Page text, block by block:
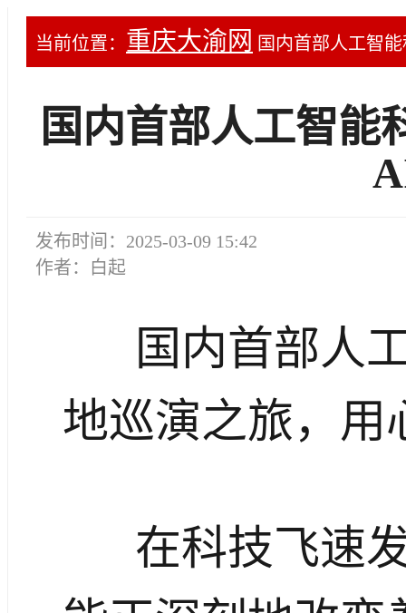
当前位置： 重庆大渝网 国内首部人工智
国内首部人工智能
发布时间：2025-03-09 15:42
作者：白起
国内首部人
地巡演之旅，用
在科技飞速